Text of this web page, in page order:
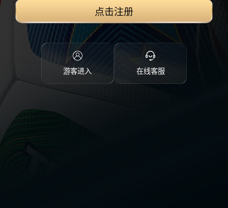
点击注册
游客进入 在线客服